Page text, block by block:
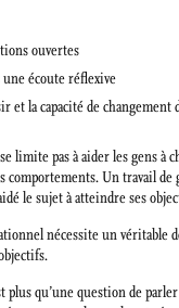
ouvertes
une écoute réflexive
et la capacité de changement
limite pas à aider les gens à
comportements. Un travail de
le sujet à atteindre ses
nécessite un véritable
plus qu’une question de